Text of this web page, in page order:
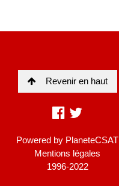
Revenir en haut
Powered by PlaneteCSAT
Mentions légales
1996-2022